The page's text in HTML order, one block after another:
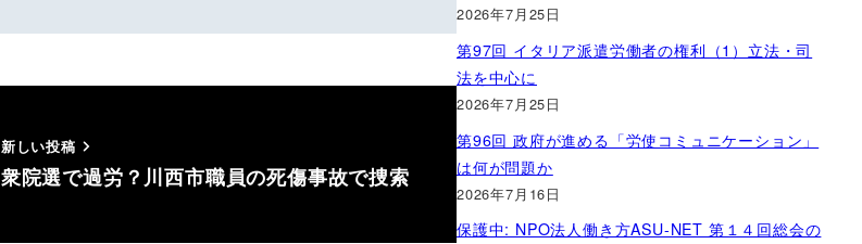
新しい投稿
衆院選で過労？川西市職員の死傷事故で捜索
2026年7月25日
第97回 イタリア派遣労働者の権利（1）立法・司
法を中心に
2026年7月25日
第96回 政府が進める「労使コミュニケーション」
は何が問題か
2026年7月16日
保護中: NPO法人働き方ASU-NET 第１４回総会の